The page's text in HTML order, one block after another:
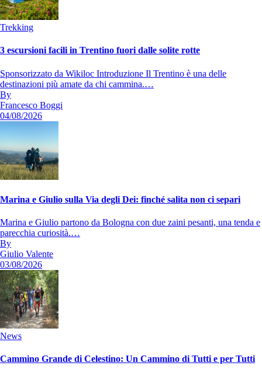
Trekking
3 escursioni facili in Trentino fuori dalle solite rotte
Sponsorizzato da Wikiloc Introduzione Il Trentino è una delle
destinazioni più amate da chi cammina.…
By
Francesco Boggi
04/08/2026
Marina e Giulio sulla Via degli Dei: finché salita non ci separi
Marina e Giulio partono da Bologna con due zaini pesanti, una tenda e
parecchia curiosità.…
By
Giulio Valente
03/08/2026
News
Cammino Grande di Celestino: Un Cammino di Tutti e per Tutti